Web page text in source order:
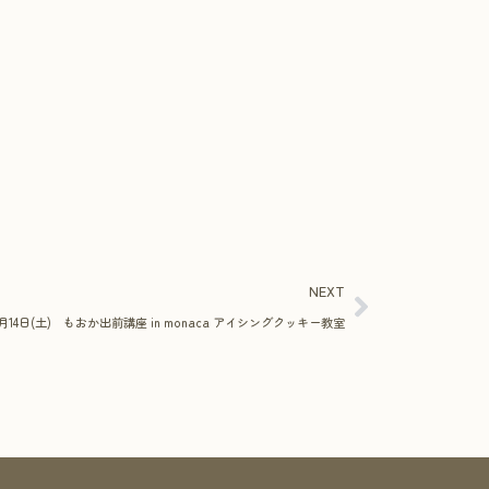
NEXT
14日(土) もおか出前講座 in monaca アイシングクッキー教室